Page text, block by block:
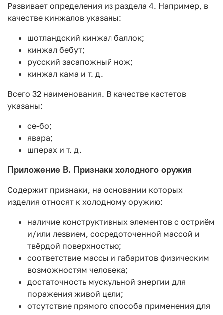
Развивает определения из раздела 4. Например, в
качестве кинжалов указаны:
шотландский кинжал баллок;
кинжал бебут;
русский засапожный нож;
кинжал кама и т. д.
Всего 32 наименования. В качестве кастетов
указаны:
се-бо;
явара;
шперах и т. д.
Приложение В. Признаки холодного оружия
Содержит признаки, на основании которых
изделия относят к холодному оружию:
наличие конструктивных элементов с остриём
и/или лезвием, сосредоточенной массой и
твёрдой поверхностью;
соответствие массы и габаритов физическим
возможностям человека;
достаточность мускульной энергии для
поражения живой цели;
отсутствие прямого способа применения для